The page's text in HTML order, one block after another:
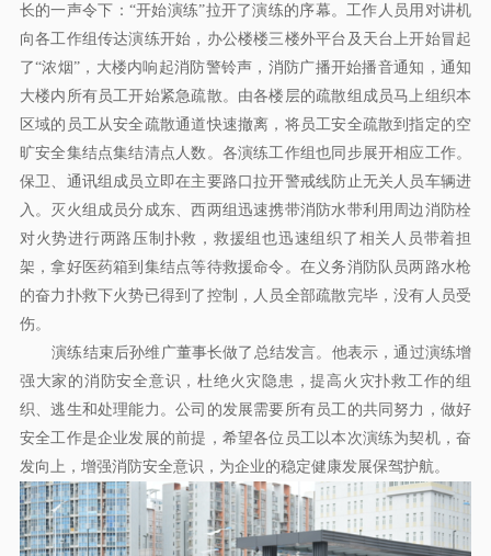
长的一声令下：“开始演练”拉开了演练的序幕。工作人员用对讲机
向各工作组传达演练开始，办公楼楼三楼外平台及天台上开始冒起
了“浓烟”，大楼内响起消防警铃声，消防广播开始播音通知，通知
大楼内所有员工开始紧急疏散。由各楼层的疏散组成员马上组织本
区域的员工从安全疏散通道快速撤离，将员工安全疏散到指定的空
旷安全集结点集结清点人数。各演练工作组也同步展开相应工作。
保卫、通讯组成员立即在主要路口拉开警戒线防止无关人员车辆进
入。灭火组成员分成东、西两组迅速携带消防水带利用周边消防栓
对火势进行两路压制扑救，救援组也迅速组织了相关人员带着担
架，拿好医药箱到集结点等待救援命令。在义务消防队员两路水枪
的奋力扑救下火势已得到了控制，人员全部疏散完毕，没有人员受
伤。
演练结束后孙维广董事长做了总结发言。他表示，通过演练增
强大家的消防安全意识，杜绝火灾隐患，提高火灾扑救工作的组
织、逃生和处理能力。公司的发展需要所有员工的共同努力，做好
安全工作是企业发展的前提，希望各位员工以本次演练为契机，奋
发向上，增强消防安全意识，为企业的稳定健康发展保驾护航。